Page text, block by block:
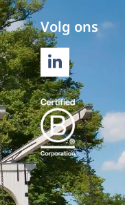
Volg ons
LINKEDIN